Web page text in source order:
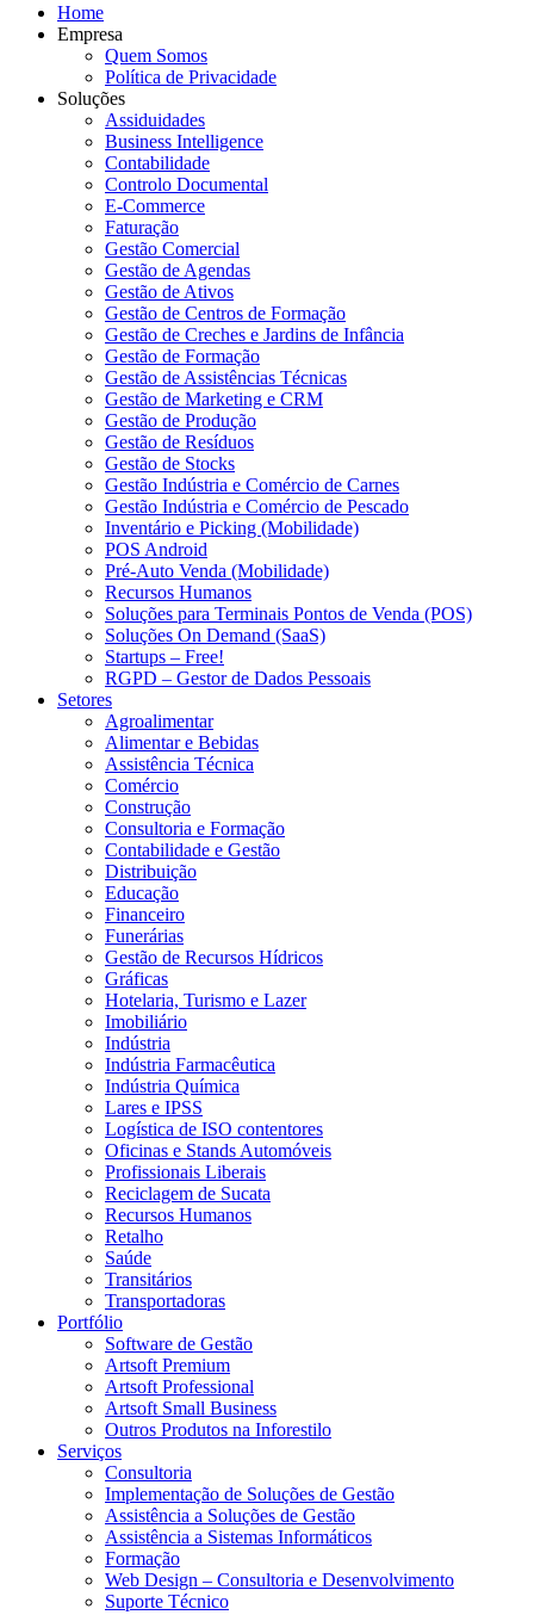
Home
Empresa
Quem Somos
Política de Privacidade
Soluções
Assiduidades
Business Intelligence
Contabilidade
Controlo Documental
E-Commerce
Faturação
Gestão Comercial
Gestão de Agendas
Gestão de Ativos
Gestão de Centros de Formação
Gestão de Creches e Jardins de Infância
Gestão de Formação
Gestão de Assistências Técnicas
Gestão de Marketing e CRM
Gestão de Produção
Gestão de Resíduos
Gestão de Stocks
Gestão Indústria e Comércio de Carnes
Gestão Indústria e Comércio de Pescado
Inventário e Picking (Mobilidade)
POS Android
Pré-Auto Venda (Mobilidade)
Recursos Humanos
Soluções para Terminais Pontos de Venda (POS)
Soluções On Demand (SaaS)
Startups – Free!
RGPD – Gestor de Dados Pessoais
Setores
Agroalimentar
Alimentar e Bebidas
Assistência Técnica
Comércio
Construção
Consultoria e Formação
Contabilidade e Gestão
Distribuição
Educação
Financeiro
Funerárias
Gestão de Recursos Hídricos
Gráficas
Hotelaria, Turismo e Lazer
Imobiliário
Indústria
Indústria Farmacêutica
Indústria Química
Lares e IPSS
Logística de ISO contentores
Oficinas e Stands Automóveis
Profissionais Liberais
Reciclagem de Sucata
Recursos Humanos
Retalho
Saúde
Transitários
Transportadoras
Portfólio
Software de Gestão
Artsoft Premium
Artsoft Professional
Artsoft Small Business
Outros Produtos na Inforestilo
Serviços
Consultoria
Implementação de Soluções de Gestão
Assistência a Soluções de Gestão
Assistência a Sistemas Informáticos
Formação
Web Design – Consultoria e Desenvolvimento
Suporte Técnico